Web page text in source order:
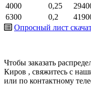
4000
0,25
6300
0,2
Опросный лист
Чтобы заказать
Киров , свяжитесь с
или по контактному